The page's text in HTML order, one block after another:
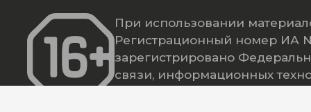
При использовании
Регистрационный номер ИА
зарегистрировано
связи, информационных